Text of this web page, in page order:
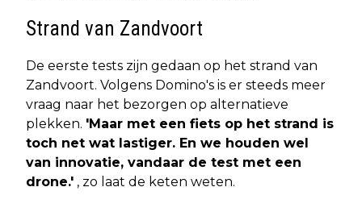
Strand van Zandvoort
De eerste tests zijn gedaan op het strand van
Zandvoort. Volgens Domino's is er steeds meer
vraag naar het bezorgen op alternatieve
plekken. 'Maar met een fiets op het strand is
toch net wat lastiger. En we houden wel
van innovatie, vandaar de test met een
drone.' , zo laat de keten weten.